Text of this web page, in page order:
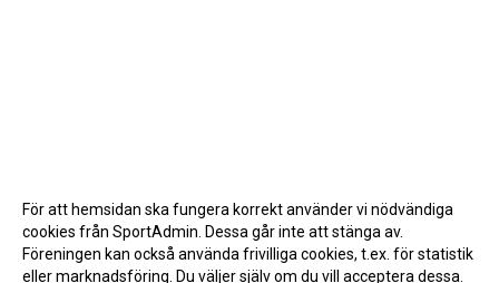
För att hemsidan ska fungera korrekt använder vi nödvändiga
cookies från SportAdmin. Dessa går inte att stänga av.
Föreningen kan också använda frivilliga cookies, t.ex. för statistik
eller marknadsföring. Du väljer själv om du vill acceptera dessa.